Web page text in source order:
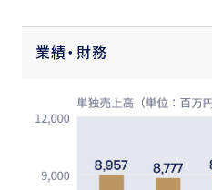
業績・財務